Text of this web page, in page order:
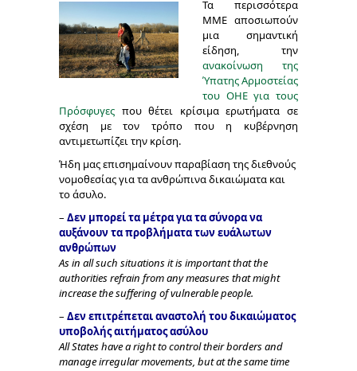
Τα περισσότερα
ΜΜΕ αποσιωπούν
μια σημαντική
είδηση, την
ανακοίνωση της
Ύπατης Αρμοστείας
του ΟΗΕ για τους
Πρόσφυγες που θέτει κρίσιμα ερωτήματα σε
σχέση με τον τρόπο που η κυβέρνηση
αντιμετωπίζει την κρίση.
Ήδη μας επισημαίνουν παραβίαση της διεθνούς
νομοθεσίας για τα ανθρώπινα δικαιώματα και
το άσυλο.
– Δεν μπορεί τα μέτρα για τα σύνορα να
αυξάνουν τα προβλήματα των ευάλωτων
ανθρώπων
As in all such situations it is important that the
authorities refrain from any measures that might
increase the suffering of vulnerable people.
– Δεν επιτρέπεται αναστολή του δικαιώματος
υποβολής αιτήματος ασύλου
All States have a right to control their borders and
manage irregular movements, but at the same time